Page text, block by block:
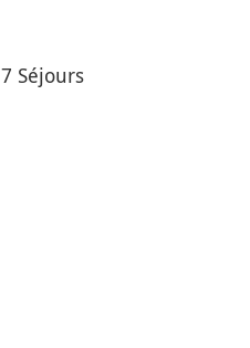
7 Séjours